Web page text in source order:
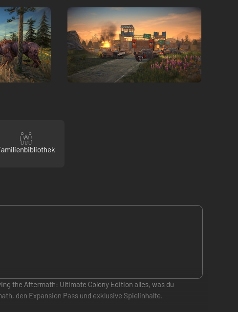
the Aftermath: Ultimate Colony Edition alles, was du
den Expansion Pass und exklusive Spielinhalte.